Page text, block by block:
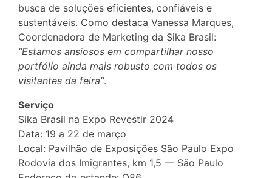
busca de soluções eficientes, confiáveis e
sustentáveis. Como destaca Vanessa Marques,
Coordenadora de Marketing da Sika Brasil:
“Estamos ansiosos em compartilhar nosso
portfólio ainda mais robusto com todos os
visitantes da feira”.
Serviço
Sika Brasil na Expo Revestir 2024
Data: 19 a 22 de março
Local: Pavilhão de Exposições São Paulo Expo
Rodovia dos Imigrantes, km 1,5 — São Paulo